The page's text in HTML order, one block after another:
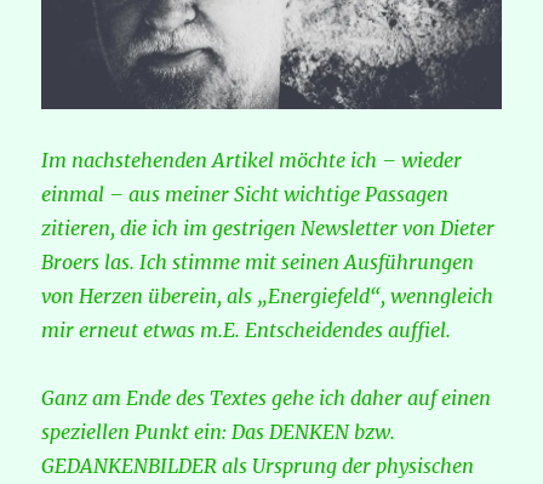
Im nachstehenden Artikel möchte ich – wieder
einmal – aus meiner Sicht wichtige Passagen
zitieren, die ich im gestrigen Newsletter von Dieter
Broers las. Ich stimme mit seinen Ausführungen
von Herzen überein, als „Energiefeld“, wenngleich
mir erneut etwas m.E. Entscheidendes auffiel.
Ganz am Ende des Textes gehe ich daher auf einen
speziellen Punkt ein: Das DENKEN bzw.
GEDANKENBILDER als Ursprung der physischen